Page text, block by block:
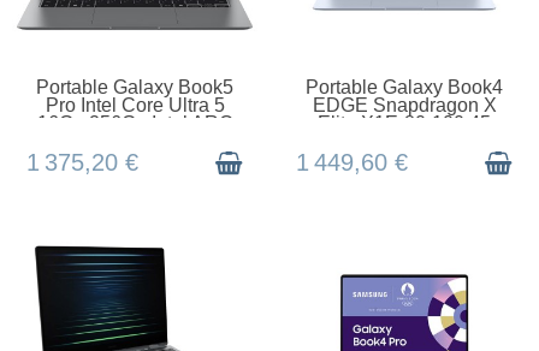
EN STOCK
Portable Galaxy Book5
Pro Intel Core Ultra 5
16Go 256Go Intel ARC
1 375,20 €
EN STOCK
Portable Galaxy Book4
EDGE Snapdragon X
Elite X1E-80-100 45
1
1 449,60 €